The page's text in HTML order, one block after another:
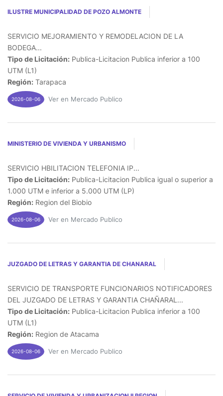
ILUSTRE MUNICIPALIDAD DE POZO ALMONTE
SERVICIO MEJORAMIENTO Y REMODELACION DE LA
BODEGA...
Tipo de Licitación: Publica-Licitacion Publica inferior a 100
UTM (L1)
Región: Tarapaca
2026-08-06 Ver en Mercado Publico
MINISTERIO DE VIVIENDA Y URBANISMO
SERVICIO HBILITACION TELEFONIA IP...
Tipo de Licitación: Publica-Licitacion Publica igual o superior a
1.000 UTM e inferior a 5.000 UTM (LP)
Región: Region del Biobio
2026-08-06 Ver en Mercado Publico
JUZGADO DE LETRAS Y GARANTIA DE CHANARAL
SERVICIO DE TRANSPORTE FUNCIONARIOS NOTIFICADORES
DEL JUZGADO DE LETRAS Y GARANTIA CHAÑARAL...
Tipo de Licitación: Publica-Licitacion Publica inferior a 100
UTM (L1)
Región: Region de Atacama
2026-08-06 Ver en Mercado Publico